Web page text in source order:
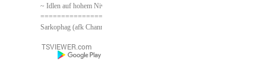
~ Idlen auf hohem Niveau ~
==============================
Sarkophag (afk Channel)